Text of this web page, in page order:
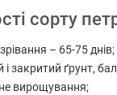
сорту
– 65-75 днів;
і закритий ґрунт,
вирощування;